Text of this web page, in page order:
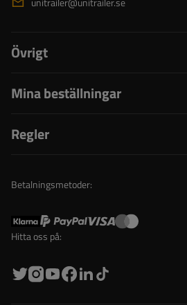
Övrigt
Mina beställningar
Regler
Betalningsmetoder:
Hitta oss på: